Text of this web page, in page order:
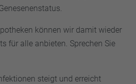
können wir damit wieder
für alle anbieten. Sprechen Sie
steigt und erreicht